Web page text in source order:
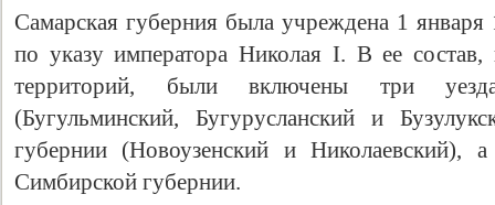
Самарская губерния была учреждена 1
по указу императора Николая I. В ее
территорий, были включены три
(Бугульминский, Бугурусланский и
губернии (Новоузенский и Николаевский),
Симбирской губернии.